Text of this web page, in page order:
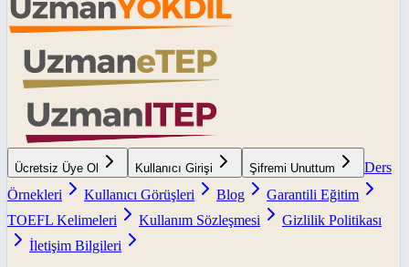
Ücretsiz Üye Ol Kullanıcı Girişi Şifremi Unuttum
Ders
Örnekleri
Kullanıcı Görüşleri Blog
Garantili Eğitim
TOEFL Kelimeleri
Kullanım Sözleşmesi
Gizlilik Politikası
İletişim Bilgileri